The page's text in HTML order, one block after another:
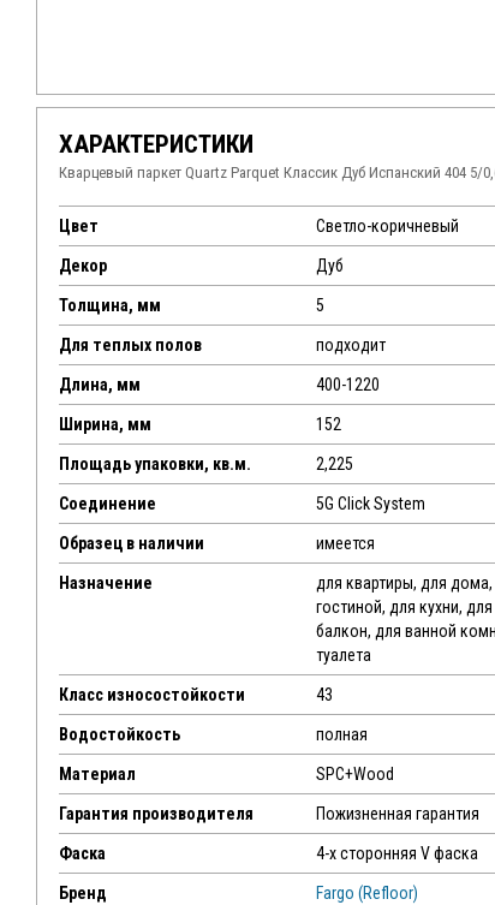
ХАРАКТЕРИСТИКИ
Кварцевый паркет Quartz Parquet Классик Дуб Испанский 404 5/
Цвет Светло-коричневый
Декор Дуб
Толщина, мм 5
Для теплых полов подходит
Длина, мм 400-1220
Ширина, мм 152
Площадь упаковки, кв.м. 2,225
Соединение 5G Click System
Образец в наличии имеется
Назначение
для квартиры, для
гостиной, для кухни,
балкон, для ванной
туалета
Класс износостойкости 43
Водостойкость полная
Материал SPC+Wood
Гарантия производителя Пожизненная гарантия
Фаска 4-х сторонняя V фаска
Бренд Fargo (Refloor)